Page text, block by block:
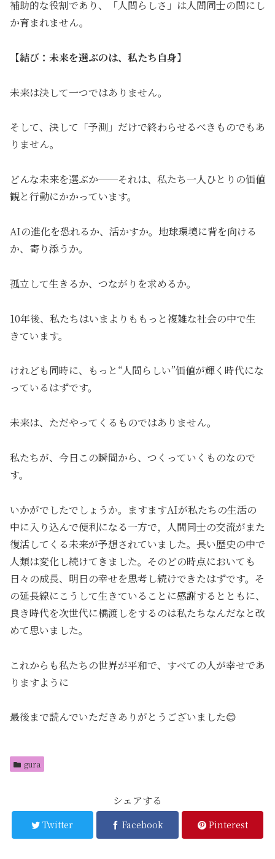
補助的な役割であり、「人間らしさ」は人間同士の間にし
か育まれません。
【結び：未来を選ぶのは、私たち自身】
未来は決して一つではありません。
そして、決して「予測」だけで終わらせるべきものでもあ
りません。
どんな未来を選ぶか──それは、私たち一人ひとりの価値
観と行動にかかっています。
AIの進化を恐れるか、活かすか。地球環境に背を向ける
か、寄り添うか。
孤立して生きるか、つながりを求めるか。
10年後、私たちはいまよりももっと複雑な社会の中で生
きています。
けれども同時に、もっと“人間らしい”価値が輝く時代にな
っているはずです。
未来は、ただやってくるものではありません。
私たちが、今日この瞬間から、つくっていくものなので
す。
いかがでしたでしょうか。ますますAIが私たちの生活の
中に入り込んで便利になる一方で，人間同士の交流がまた
復活してくる未来が予想されていました。長い歴史の中で
人類は変化し続けてきました。そのどの時点においても
日々の成長、明日の幸せを思考し続けできたはずです。そ
の延長線にこうして生きていることに感謝するとともに、
良き時代を次世代に橋渡しをするのは私たちなんだなと改
めて思いました。
これからも私たちの世界が平和で、すべての人が幸せであ
りますように
最後まで読んでいただきありがとうございました😊
gura
シェアする
Twitter Facebook Pinterest